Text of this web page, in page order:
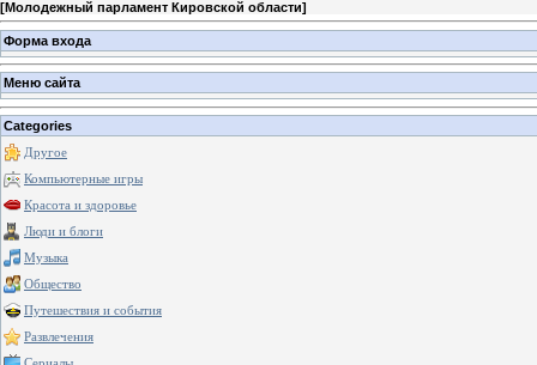
[Молодежный парламент Кировской области]
Форма входа
Меню сайта
Categories
Другое
Компьютерные игры
Красота и здоровье
Люди и блоги
Музыка
Общество
Путешествия и события
Развлечения